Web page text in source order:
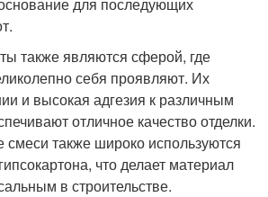
также являются сферой, где
себя проявляют. Их
и высокая адгезия к различным
отличное качество отделки.
также широко используются
что делает материал
в строительстве.